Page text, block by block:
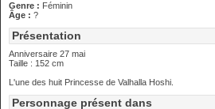
Genre : Féminin
Âge : ?
Présentation
Anniversaire 27 mai
Taille : 152 cm
L'une des huit Princesse de Valhalla Hoshi.
Personnage présent dans